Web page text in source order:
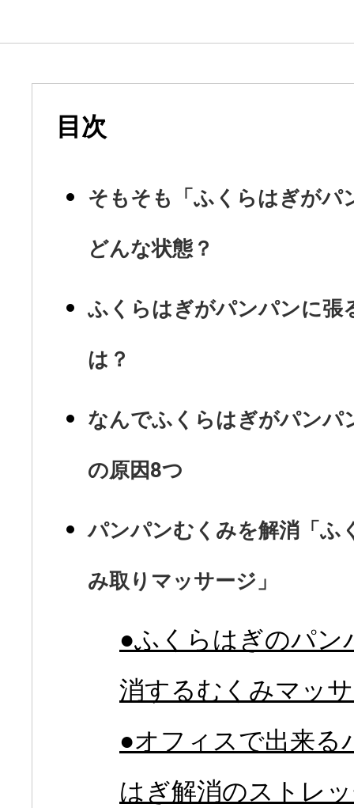
目次
そもそも「ふくらはぎがパ
どんな状態？
ふくらはぎがパンパンに張
は？
なんでふくらはぎがパンパ
の原因8つ
パンパンむくみを解消「ふ
み取りマッサージ」
●ふくらはぎのパン
消するむくみマッ
●オフィスで出来る
はぎ解消のストレ